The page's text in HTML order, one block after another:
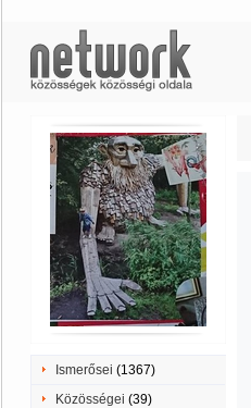
Ismerősei (1367)
Közösségei (39)